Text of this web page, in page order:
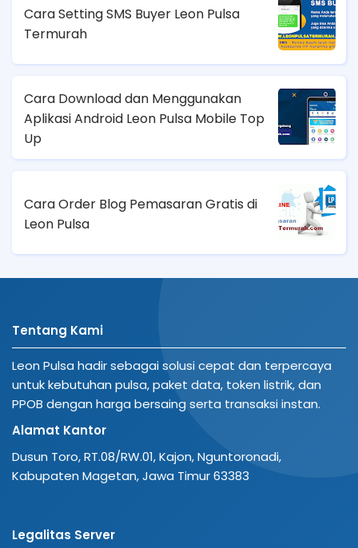
Cara Setting SMS Buyer Leon Pulsa
Termurah
Cara Download dan Menggunakan
Aplikasi Android Leon Pulsa Mobile Top
Up
Cara Order Blog Pemasaran Gratis di
Leon Pulsa
Tentang Kami
Leon Pulsa hadir sebagai solusi cepat dan terpercaya
untuk kebutuhan pulsa, paket data, token listrik, dan
PPOB dengan harga bersaing serta transaksi instan.
Alamat Kantor
Dusun Toro, RT.08/RW.01, Kajon, Nguntoronadi,
Kabupaten Magetan, Jawa Timur 63383
Legalitas Server